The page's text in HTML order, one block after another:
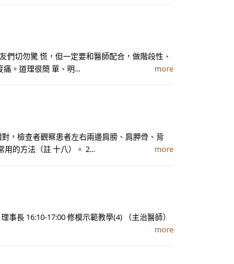
切勿驚 慌，但一定要和醫師配合，做階段性、
。道理很簡 單、明...
more
，檢查者觀察患者左右兩邊肩膀、肩胛骨、背
的方法（註 十八）。 2...
more
長 16:10-17:00 修模示範教學(4) （主治醫師）
more